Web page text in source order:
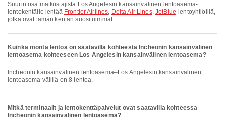
Suurin osa matkustajista Los Angelesin kansainvälinen lentoasema-
lentokentälle lentää Frontier Airlines, Delta Air Lines,JetBlue-lentoyhtiöillä,
jotka ovat tämän kentän suosituimmat.
Kuinka monta lentoa on saatavilla kohteesta Incheonin kansainvälinen
lentoasema kohteeseen Los Angelesin kansainvälinen lentoasema?
Incheonin kansainvälinen lentoasema–Los Angelesin kansainvälinen
lentoasema välillä on 8 lentoa.
Mitkä terminaalit ja lentokenttäpalvelut ovat saatavilla kohteessa
Incheonin kansainvälinen lentoasema?